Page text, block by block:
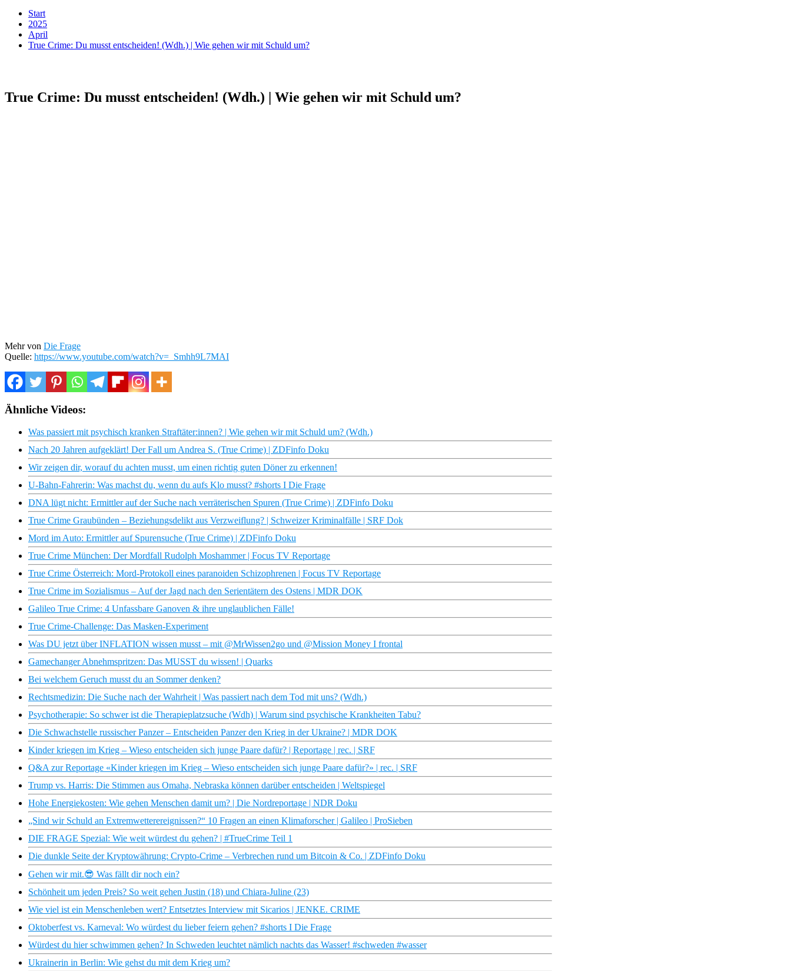
Start
2025
April
True Crime: Du musst entscheiden! (Wdh.) | Wie gehen wir mit Schuld um?
True Crime: Du musst entscheiden! (Wdh.) | Wie gehen wir mit Schuld um?
Mehr von Die Frage
Quelle: https://www.youtube.com/watch?v=_Smhh9L7MAI
Ähnliche Videos:
Was passiert mit psychisch kranken Straftäter:innen? | Wie gehen wir mit Schuld um? (Wdh.)
Nach 20 Jahren aufgeklärt! Der Fall um Andrea S. (True Crime) | ZDFinfo Doku
Wir zeigen dir, worauf du achten musst, um einen richtig guten Döner zu erkennen!
U-Bahn-Fahrerin: Was machst du, wenn du aufs Klo musst? #shorts I Die Frage
DNA lügt nicht: Ermittler auf der Suche nach verräterischen Spuren (True Crime) | ZDFinfo Doku
True Crime Graubünden – Beziehungsdelikt aus Verzweiflung? | Schweizer Kriminalfälle | SRF Dok
Mord im Auto: Ermittler auf Spurensuche (True Crime) | ZDFinfo Doku
True Crime München: Der Mordfall Rudolph Moshammer | Focus TV Reportage
True Crime Österreich: Mord-Protokoll eines paranoiden Schizophrenen | Focus TV Reportage
True Crime im Sozialismus – Auf der Jagd nach den Serientätern des Ostens | MDR DOK
Galileo True Crime: 4 Unfassbare Ganoven & ihre unglaublichen Fälle!
True Crime-Challenge: Das Masken-Experiment
Was DU jetzt über INFLATION wissen musst – mit @MrWissen2go und @Mission Money I frontal
Gamechanger Abnehmspritzen: Das MUSST du wissen! | Quarks
Bei welchem Geruch musst du an Sommer denken?
Rechtsmedizin: Die Suche nach der Wahrheit | Was passiert nach dem Tod mit uns? (Wdh.)
Psychotherapie: So schwer ist die Therapieplatzsuche (Wdh) | Warum sind psychische Krankheiten Tabu?
Die Schwachstelle russischer Panzer – Entscheiden Panzer den Krieg in der Ukraine? | MDR DOK
Kinder kriegen im Krieg – Wieso entscheiden sich junge Paare dafür? | Reportage | rec. | SRF
Q&A zur Reportage «Kinder kriegen im Krieg – Wieso entscheiden sich junge Paare dafür?» | rec. | SRF
Trump vs. Harris: Die Stimmen aus Omaha, Nebraska können darüber entscheiden | Weltspiegel
Hohe Energiekosten: Wie gehen Menschen damit um? | Die Nordreportage | NDR Doku
„Sind wir Schuld an Extremwetterereignissen?“ 10 Fragen an einen Klimaforscher | Galileo | ProSieben
DIE FRAGE Spezial: Wie weit würdest du gehen? | #TrueCrime Teil 1
Die dunkle Seite der Kryptowährung: Crypto-Crime – Verbrechen rund um Bitcoin & Co. | ZDFinfo Doku
Gehen wir mit.😎 Was fällt dir noch ein?
Schönheit um jeden Preis? So weit gehen Justin (18) und Chiara-Juline (23)
Wie viel ist ein Menschenleben wert? Entsetztes Interview mit Sicarios | JENKE. CRIME
Oktoberfest vs. Karneval: Wo würdest du lieber feiern gehen? #shorts I Die Frage
Würdest du hier schwimmen gehen? In Schweden leuchtet nämlich nachts das Wasser! #schweden #wasser
Ukrainerin in Berlin: Wie gehst du mit dem Krieg um?